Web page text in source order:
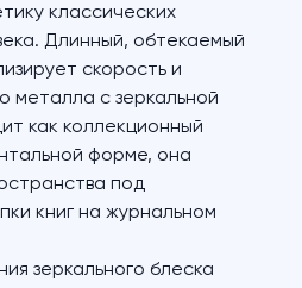
классических
Длинный, обтекаемый
скорость и
металла с зеркальной
как коллекционный
форме, она
под
книг на журнальном
зеркального блеска